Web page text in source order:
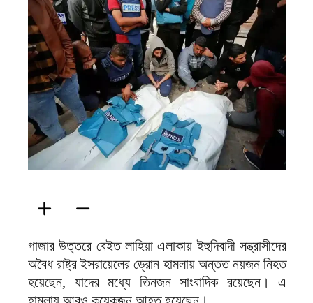
ফিরদাউস
গাজার উত্তরে বেইত লাহিয়া এলাকায় ইহুদিবাদী সন্ত্রাসীদের
অবৈধ রাষ্ট্র ইসরায়েলের ড্রোন হামলায় অন্তত নয়জন নিহত
হয়েছেন, যাদের মধ্যে তিনজন সাংবাদিক রয়েছেন। এ